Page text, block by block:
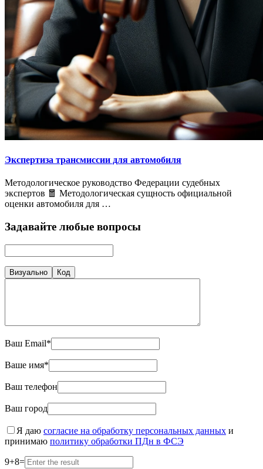
Экспертиза трансмиссии для автомобиля
Методологическое руководство Федерации судебных
экспертов 🧧 Методологическая сущность официальной
оценки автомобиля для …
Задавайте любые вопросы
Визуально Код
Ваш Email*
Ваше имя*
Ваш телефон
Ваш город
Я даю согласие на обработку персональных данных и
принимаю политику обработки ПДн в ФСЭ
9+8=